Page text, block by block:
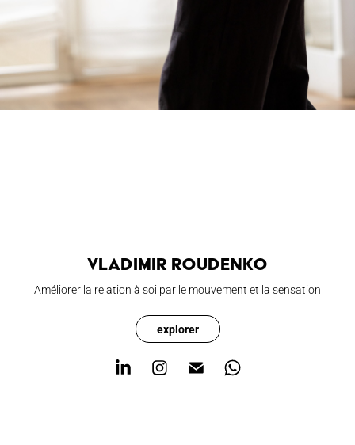
Vladimir Roudenko
Améliorer la relation à soi par le mouvement et la sensation
explorer